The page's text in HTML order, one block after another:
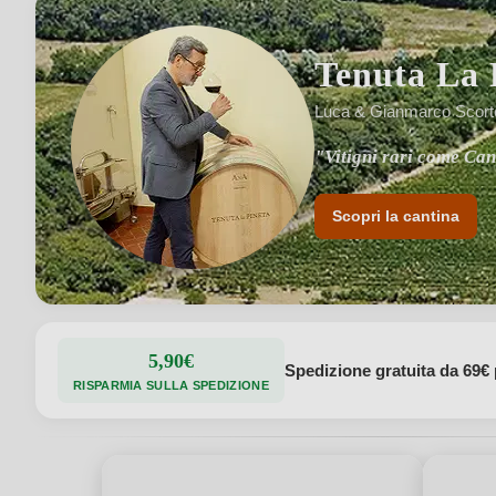
Tenuta La
Luca & Gianmarco
"Vitigni rari come
"Produzione limitata
Scopri la cantina
5,90€
RISPARMIA SULLA SPEDIZIONE
Spedizione gratuita da 69€